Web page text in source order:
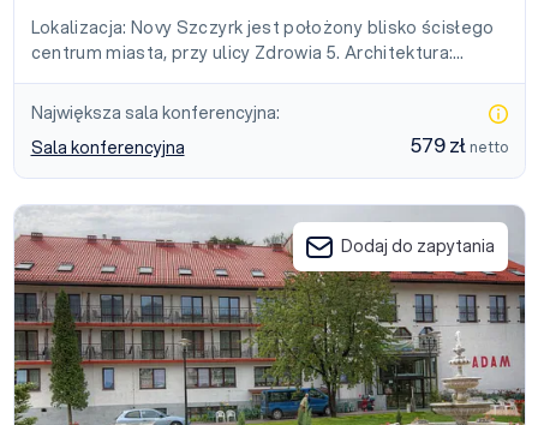
Lokalizacja: Novy Szczyrk jest położony blisko ścisłego
centrum miasta, przy ulicy Zdrowia 5. Architektura:…
Największa sala konferencyjna:
Sala konferencyjna
579 zł netto
Ośrodek Rehabilitacyjno-Wypoczynkowy Adam
Dodaj do zapytania